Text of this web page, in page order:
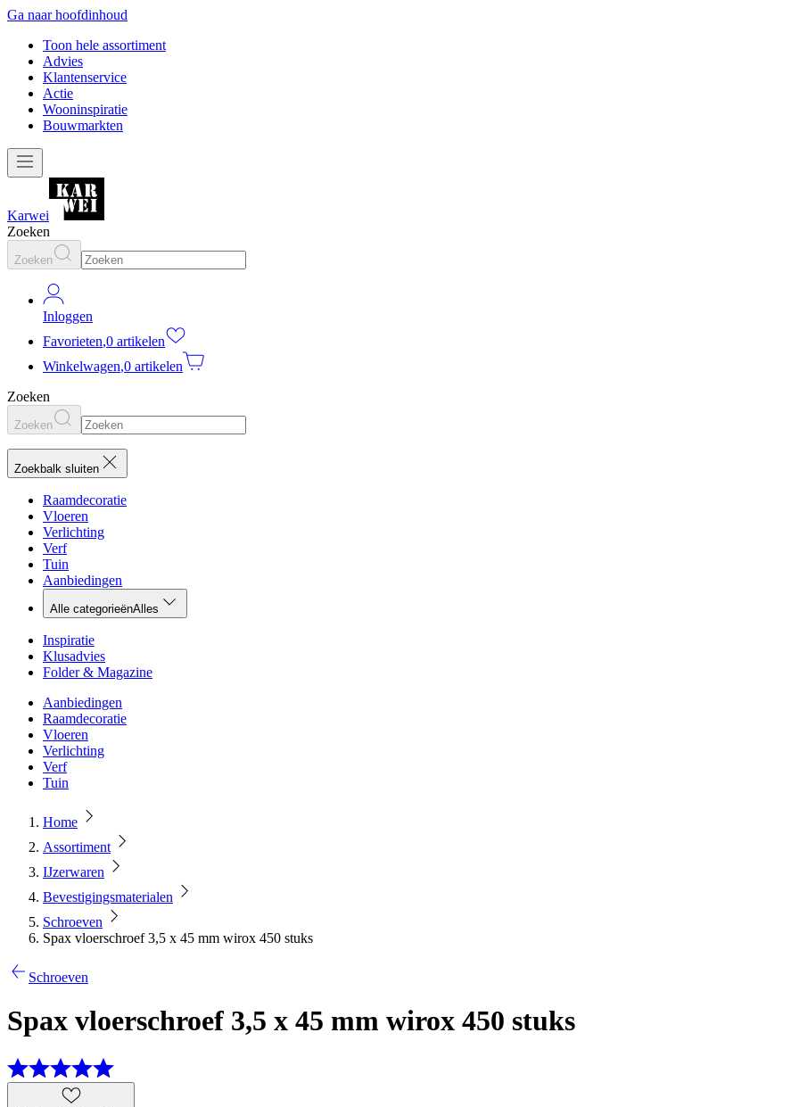
Ga naar hoofdinhoud
Toon hele assortiment
Advies
Klantenservice
Actie
Wooninspiratie
Bouwmarkten
Karwei
Zoeken
Zoeken
Inloggen
Favorieten,0 artikelen
Winkelwagen,0 artikelen
Zoeken
Zoeken
Zoekbalk sluiten
Raamdecoratie
Vloeren
Verlichting
Verf
Tuin
Aanbiedingen
Alle categorieënAlles
Inspiratie
Klusadvies
Folder & Magazine
Aanbiedingen
Raamdecoratie
Vloeren
Verlichting
Verf
Tuin
Home
Assortiment
IJzerwaren
Bevestigingsmaterialen
Schroeven
Spax vloerschroef 3,5 x 45 mm wirox 450 stuks
Schroeven
Spax vloerschroef 3,5 x 45 mm wirox 450 stuks